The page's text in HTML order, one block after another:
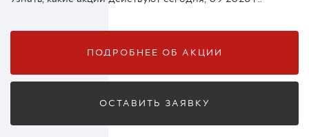
ПОДРОБНЕЕ ОБ АКЦИИ
ОСТАВИТЬ ЗАЯВКУ